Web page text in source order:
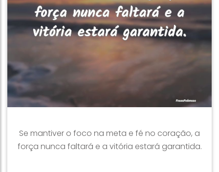
Se mantiver o foco na meta e fé no coração, a
força nunca faltará e a vitória estará garantida.